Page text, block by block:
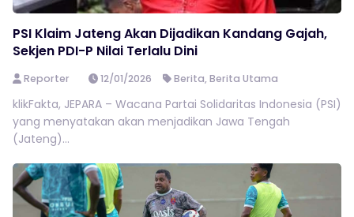
PSI Klaim Jateng Akan Dijadikan Kandang Gajah,
Sekjen PDI-P Nilai Terlalu Dini
Reporter 12/01/2026 Berita,Berita Utama
klikFakta, JEPARA – Wacana Partai Solidaritas Indonesia (PSI)
yang menyatakan akan menjadikan Jawa Tengah
(Jateng)...